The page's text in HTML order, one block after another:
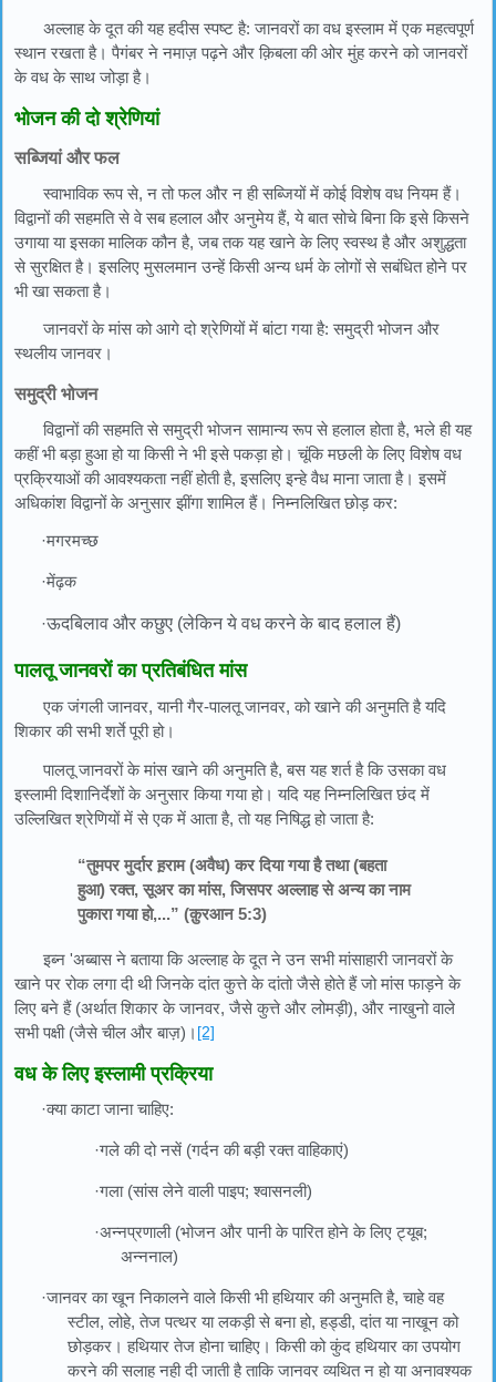
अल्लाह के दूत की यह हदीस स्पष्ट है: जानवरों का वध इस्लाम में एक महत्वपूर्ण
स्थान रखता है। पैगंबर ने नमाज़ पढ़ने और क़िबला की ओर मुंह करने को जानवरों
के वध के साथ जोड़ा है।
भोजन की दो श्रेणियां
सब्जियां और फल
स्वाभाविक रूप से, न तो फल और न ही सब्जियों में कोई विशेष वध नियम हैं।
विद्वानों की सहमति से वे सब हलाल और अनुमेय हैं, ये बात सोचे बिना कि इसे किसने
उगाया या इसका मालिक कौन है, जब तक यह खाने के लिए स्वस्थ है और अशुद्धता
से सुरक्षित है। इसलिए मुसलमान उन्हें किसी अन्य धर्म के लोगों से सबंधित होने पर
भी खा सकता है।
जानवरों के मांस को आगे दो श्रेणियों में बांटा गया है: समुद्री भोजन और
स्थलीय जानवर।
समुद्री भोजन
विद्वानों की सहमति से समुद्री भोजन सामान्य रूप से हलाल होता है, भले ही यह
कहीं भी बड़ा हुआ हो या किसी ने भी इसे पकड़ा हो। चूंकि मछली के लिए विशेष वध
प्रक्रियाओं की आवश्यकता नहीं होती है, इसलिए इन्हे वैध माना जाता है। इसमें
अधिकांश विद्वानों के अनुसार झींगा शामिल हैं। निम्नलिखित छोड़ कर:
·मगरमच्छ
·मेंढ़क
·ऊदबिलाव और कछुए (लेकिन ये वध करने के बाद हलाल हैं)
पालतू जानवरों का प्रतिबंधित मांस
एक जंगली जानवर, यानी गैर-पालतू जानवर, को खाने की अनुमति है यदि
शिकार की सभी शर्ते पूरी हो।
पालतू जानवरों के मांस खाने की अनुमति है, बस यह शर्त है कि उसका वध
इस्लामी दिशानिर्देशों के अनुसार किया गया हो। यदि यह निम्नलिखित छंद में
उल्लिखित श्रेणियों में से एक में आता है, तो यह निषिद्ध हो जाता है:
“तुमपर मुर्दार ह़राम (अवैध) कर दिया गया है तथा (बहता
हुआ) रक्त, सूअर का मांस, जिसपर अल्लाह से अन्य का नाम
पुकारा गया हो,...” (क़ुरआन 5:3)
इब्न 'अब्बास ने बताया कि अल्लाह के दूत ने उन सभी मांसाहारी जानवरों के
खाने पर रोक लगा दी थी जिनके दांत कुत्ते के दांतो जैसे होते हैं जो मांस फाड़ने के
लिए बने हैं (अर्थात शिकार के जानवर, जैसे कुत्ते और लोमड़ी), और नाखुनो वाले
सभी पक्षी (जैसे चील और बाज़)। [2]
वध के लिए इस्लामी प्रक्रिया
·क्या काटा जाना चाहिए:
·गले की दो नसें (गर्दन की बड़ी रक्त वाहिकाएं)
·गला (सांस लेने वाली पाइप; श्वासनली)
·अन्नप्रणाली (भोजन और पानी के पारित होने के लिए ट्यूब;
अन्ननाल)
·जानवर का खून निकालने वाले किसी भी हथियार की अनुमति है, चाहे वह
स्टील, लोहे, तेज पत्थर या लकड़ी से बना हो, हड्डी, दांत या नाखून को
छोड़कर। हथियार तेज होना चाहिए। किसी को कुंद हथियार का उपयोग
करने की सलाह नही दी जाती है ताकि जानवर व्यथित न हो या अनावश्यक